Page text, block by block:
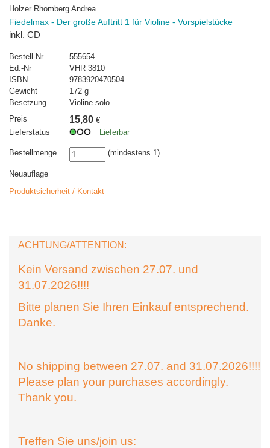
Holzer Rhomberg Andrea
Fiedelmax - Der große Auftritt 1 für Violine - Vorspielstücke
inkl. CD
Bestell-Nr
555654
Ed.-Nr
VHR 3810
ISBN
9783920470504
Gewicht
172 g
Besetzung
Violine solo
Preis
15,80 €
Lieferstatus
Lieferbar
Bestellmenge (mindestens 1)
Neuauflage
Produktsicherheit / Kontakt
ACHTUNG/ATTENTION:
Kein Versand zwischen 27.07. und
31.07.2026!!!!
Bitte planen Sie Ihren Einkauf entsprechend.
Danke.
No shipping between 27.07. and 31.07.2026!!!!
Please plan your purchases accordingly.
Thank you.
Treffen Sie uns/join us: